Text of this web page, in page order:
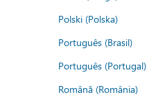
Polski (Polska)
Português (Brasil)
Português (Portugal)
Română (România)